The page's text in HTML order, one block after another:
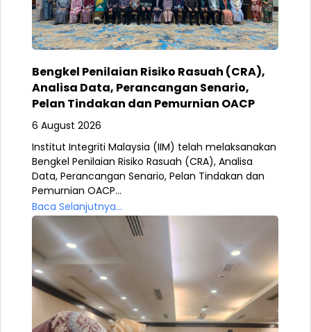
Bengkel Penilaian Risiko Rasuah (CRA),
Analisa Data, Perancangan Senario,
Pelan Tindakan dan Pemurnian OACP
6 August 2026
Institut Integriti Malaysia (IIM) telah melaksanakan
Bengkel Penilaian Risiko Rasuah (CRA), Analisa
Data, Perancangan Senario, Pelan Tindakan dan
Pemurnian OACP...
Baca Selanjutnya...